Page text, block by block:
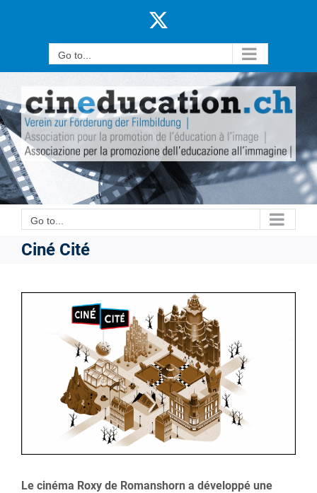
Go to...
Go to...
Ciné Cité
Le cinéma Roxy de Romanshorn a développé une